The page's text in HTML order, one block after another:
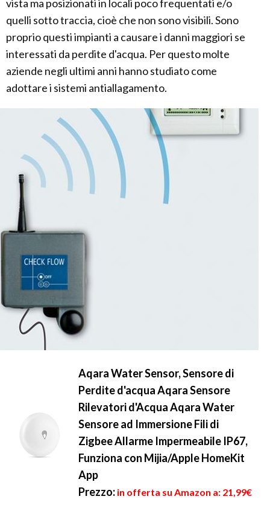
vista ma posizionati in locali poco frequentati e/o
quelli sotto traccia, cioè che non sono visibili. Sono
proprio questi impianti a causare i danni maggiori se
interessati da perdite d'acqua. Per questo molte
aziende negli ultimi anni hanno studiato come
adottare i sistemi antiallagamento.
Aqara Water Sensor, Sensore di
Perdite d'acqua Aqara Sensore
Rilevatori d'Acqua Aqara Water
Sensore ad Immersione Fili di
Zigbee Allarme Impermeabile IP67,
Funziona con Mijia/Apple HomeKit
App
Prezzo: in offerta su Amazon a: 21,99€